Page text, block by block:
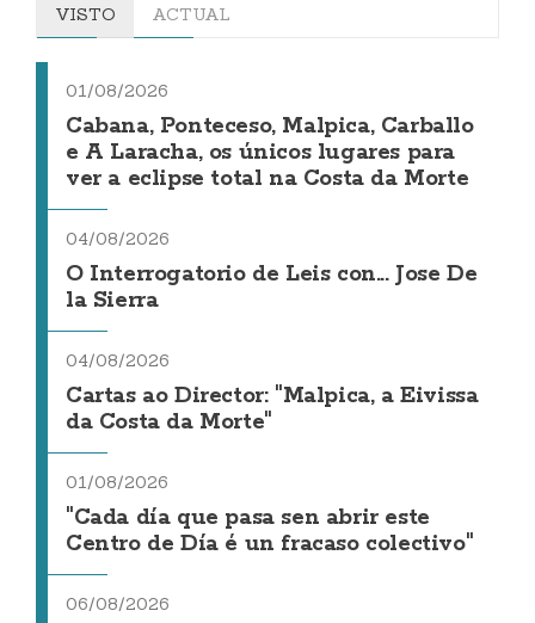
VISTO ACTUAL
01/08/2026
Cabana, Ponteceso, Malpica, Carballo
e A Laracha, os únicos lugares para
ver a eclipse total na Costa da Morte
04/08/2026
O Interrogatorio de Leis con... Jose De
la Sierra
04/08/2026
Cartas ao Director: "Malpica, a Eivissa
da Costa da Morte"
01/08/2026
"Cada día que pasa sen abrir este
Centro de Día é un fracaso colectivo"
06/08/2026